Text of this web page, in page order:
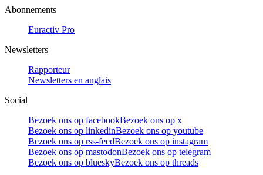
Abonnements
Euractiv Pro
Newsletters
Rapporteur
Newsletters en anglais
Social
Bezoek ons op facebookBezoek ons op x
Bezoek ons op linkedinBezoek ons op youtube
Bezoek ons op rss-feedBezoek ons op instagram
Bezoek ons op mastodonBezoek ons op telegram
Bezoek ons op blueskyBezoek ons op threads